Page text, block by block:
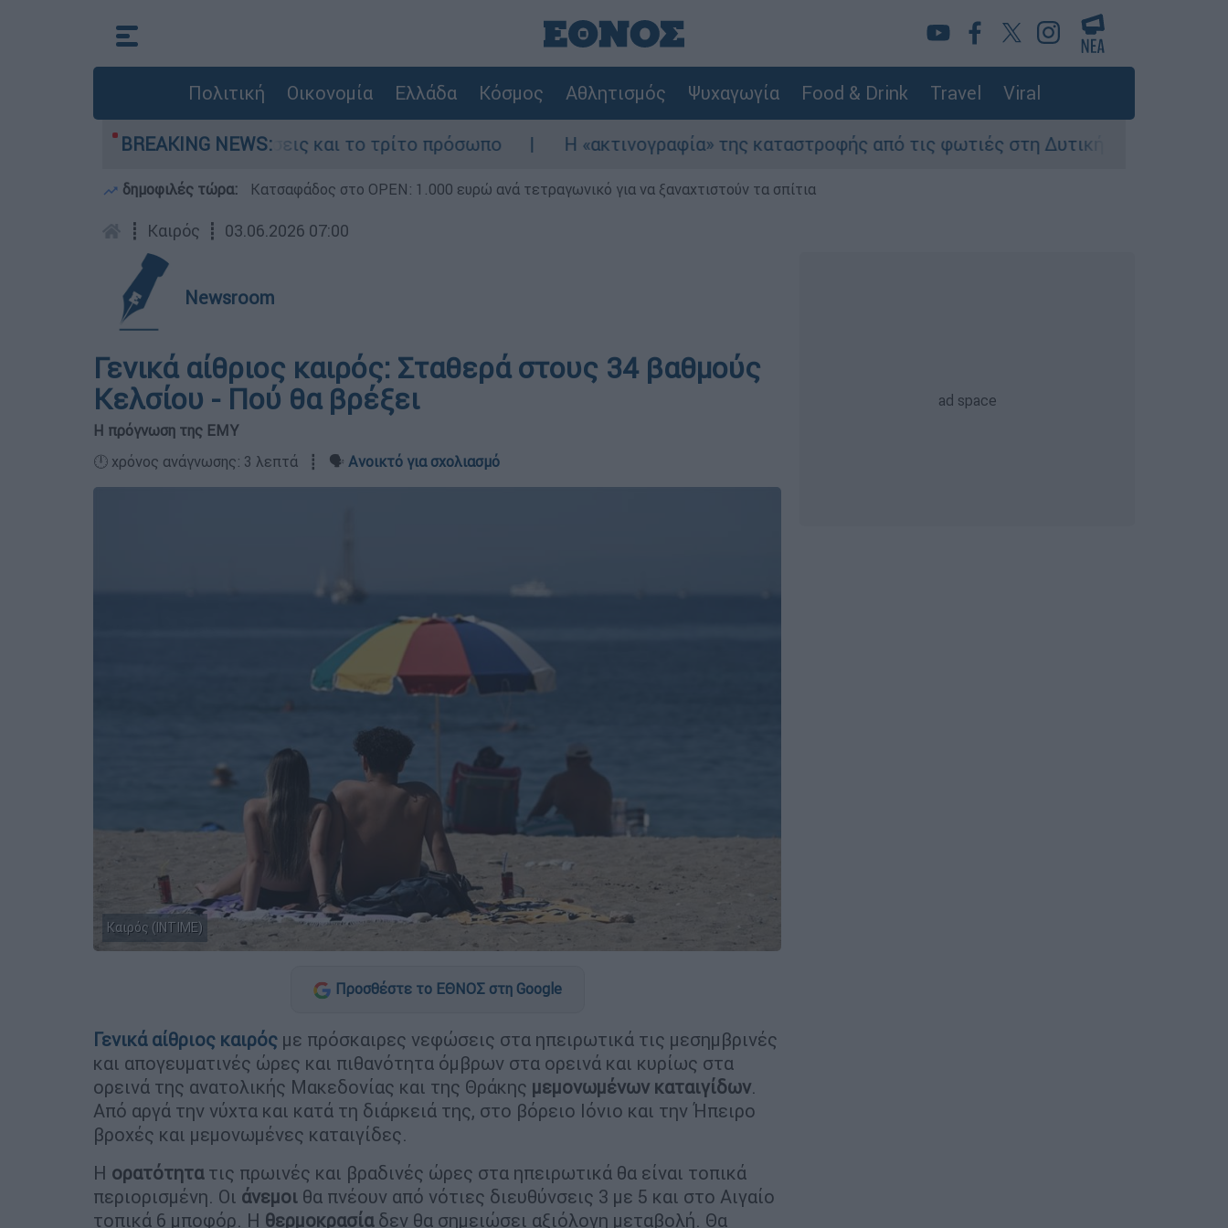
Πολιτική Οικονομία Ελλάδα Κόσμος Αθλητισμός Ψυχαγωγία Food & Drink Travel Viral
BREAKING NEWS:
Οι αντιφάσεις και το τρίτο πρόσωπο Η «ακτινογραφία» της καταστροφής από τις φωτιές στη Δυτική Αττική - Οι εκτάσεις που
δημοφιλές τώρα: Κατσαφάδος στο OPEN: 1.000 ευρώ ανά τετραγωνικό για να ξαναχτιστούν τα σπίτια
┋ Καιρός ┋ 03.06.2026 07:00
Newsroom
Γενικά αίθριος καιρός: Σταθερά στους 34 βαθμούς
Κελσίου - Πού θα βρέξει
Η πρόγνωση της ΕΜΥ
🕛 χρόνος ανάγνωσης: 3 λεπτά ┋ 🗣️ Ανοικτό για σχολιασμό
Καιρός (ΙΝΤΙΜΕ)
Προσθέστε το ΕΘΝΟΣ στη Google
Γενικά αίθριος καιρός με πρόσκαιρες νεφώσεις στα ηπειρωτικά τις μεσημβρινές
και απογευματινές ώρες και πιθανότητα όμβρων στα ορεινά και κυρίως στα
ορεινά της ανατολικής Μακεδονίας και της Θράκης μεμονωμένων καταιγίδων.
Από αργά την νύχτα και κατά τη διάρκειά της, στο βόρειο Ιόνιο και την Ήπειρο
βροχές και μεμονωμένες καταιγίδες.
Η ορατότητατις πρωινές και βραδινές ώρες στα ηπειρωτικά θα είναι τοπικά
περιορισμένη. Οι άνεμοι θα πνέουν από νότιες διευθύνσεις 3 με 5 και στο Αιγαίο
τοπικά 6 μποφόρ. Η θερμοκρασίαδεν θα σημειώσει αξιόλογη μεταβολή. Θα